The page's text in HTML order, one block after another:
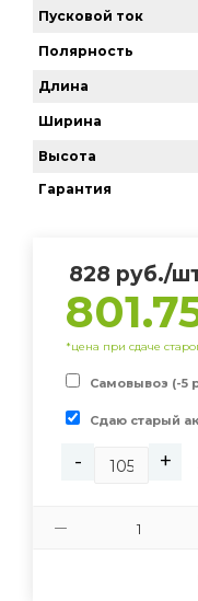
Пусковой ток
Полярность
Длина
Ширина
Высота
Гарантия
828 руб./
*цена при сдаче
Самовывоз (-5
Сдаю старый
- +